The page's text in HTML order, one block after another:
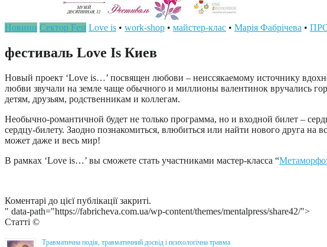
Новини Сектор Fest Love is • work-shop • майстер-клас • Марія Фабрічева •
фестиваль Love Is Киев
Новый проект ‘Love is…’ посвящен любови – неиссякаемому источнику
любви звучали на земле чаще обычного и миллионы валентинок вручались
детям, друзьям, родственникам и коллегам.
Необычно-романтичной будет не только программа, но и входной билет –
сердцу-билету. Заодно познакомиться, влюбиться или найти нового друга
может даже и весь мир!
В рамках ‘Love is…’ вы сможете стать участниками мастер-класса “
Коментарі до цієї публікації закриті.
" data-path="https://fabricheva.com.ua/wp-content/themes/mentalpress/share42/">
Статті ©
Травматична подія, травматичний досвід і психологічна травма